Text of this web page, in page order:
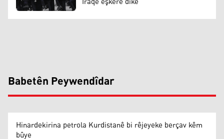
Babetên Peywendîdar
Hinardekirina petrola Kurdistanê bi rêjeyeke berçav kêm
bûye